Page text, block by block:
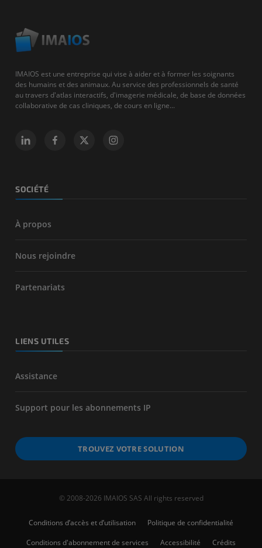
IMAIOS est une entreprise qui vise à aider et à former les soignants
des humains et des animaux. Au service des professionnels de santé
au travers d'atlas interactifs, d'imagerie médicale, de base de données
collaborative de cas cliniques, de cours en ligne...
SOCIÉTÉ
À propos
Nous rejoindre
Partenariats
LIENS UTILES
Assistance
Support pour les abonnements IP
TROUVEZ VOTRE SOLUTION
© 2008-2026 IMAIOS SAS All rights reserved
Conditions d’accès et d’utilisation
Politique de confidentialité
Conditions d'abonnement de services
Accessibilité Crédits